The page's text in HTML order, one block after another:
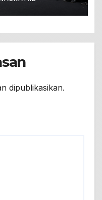
dipublikasikan.